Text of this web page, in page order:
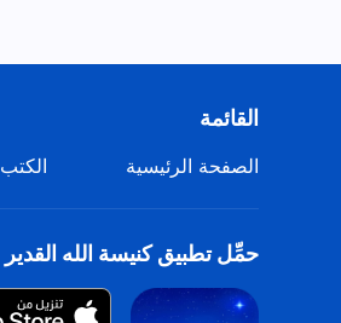
القائمة
الصفحة الرئيسية الكتب
حمِّل تطبيق كنيسة الله القدير